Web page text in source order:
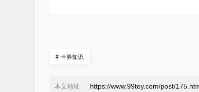
# 卡券知识
本文地址： https://www.99toy.com/post/